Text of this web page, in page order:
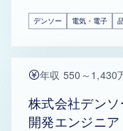
デンソー 電気・電子
年収 550～1,430
株式会社デン
開発エンジニ